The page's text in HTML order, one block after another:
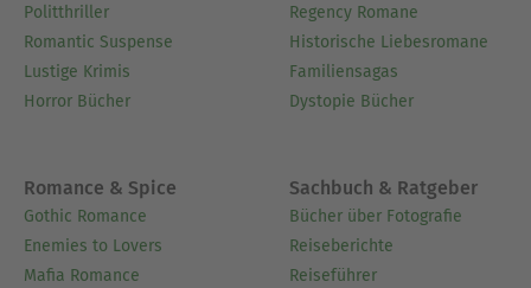
Politthriller
Romantic Suspense
Lustige Krimis
Horror Bücher
Regency Romane
Historische Liebesromane
Familiensagas
Dystopie Bücher
Romance & Spice
Gothic Romance
Enemies to Lovers
Mafia Romance
Sachbuch & Ratgeber
Bücher über Fotografie
Reiseberichte
Reiseführer